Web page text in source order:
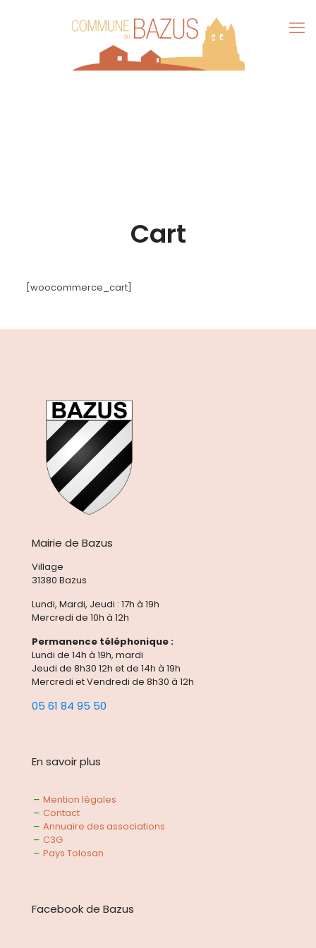
Cart
[woocommerce_cart]
Mairie de Bazus
Village
31380 Bazus
Lundi, Mardi, Jeudi : 17h à 19h
Mercredi de 10h à 12h
Permanence téléphonique :
Lundi de 14h à 19h, mardi
Jeudi de 8h30 12h et de 14h à 19h
Mercredi et Vendredi de 8h30 à 12h
05 61 84 95 50
En savoir plus
Mention légales
Contact
Annuaire des associations
C3G
Pays Tolosan
Facebook de Bazus